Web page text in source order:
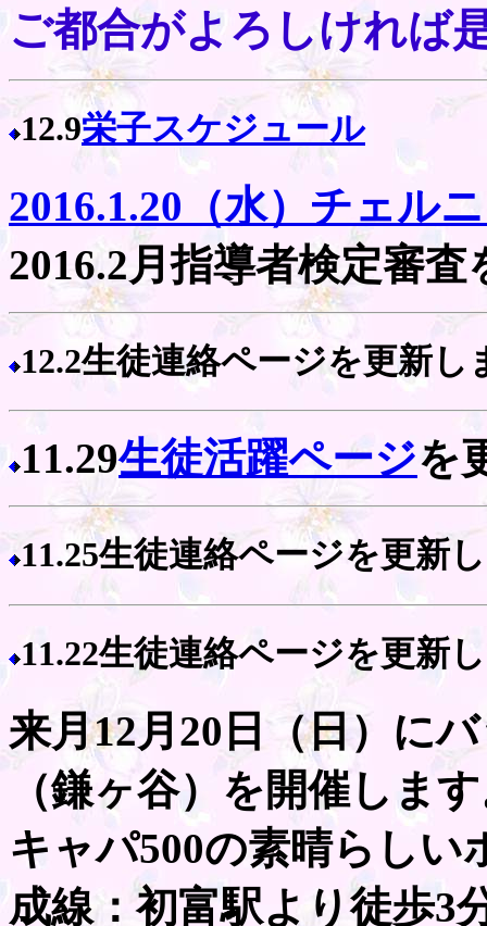
ご都合がよろしければ
12.9栄子スケジュール
2016.1.20（水）チェル
2016.2月指導者検定審
12.2生徒連絡ページを更新し
11.29生徒活躍ページを
11.25生徒連絡ページを更新
11.22生徒連絡ページを更新
来月12月20日（日）に
（鎌ヶ谷）を開催しま
キャパ500の素晴らしい
成線：初富駅より徒歩3